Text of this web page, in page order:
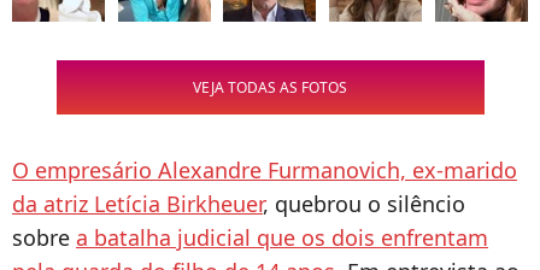
VEJA TODAS AS FOTOS
O empresário Alexandre Furmanovich, ex-marido
da atriz Letícia Birkheuer, quebrou o silêncio
sobre a batalha judicial que os dois enfrentam